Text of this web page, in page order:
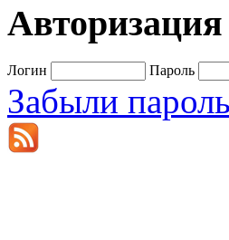
Авторизация
Логин Пароль
Забыли